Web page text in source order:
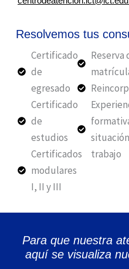
Resolvemos tus
Certificado
de
egresado
Certificado
de
estudios
Certificados
modulares
I, II y III
Reserva
trabajo
Para que nuestra
aquí se visualiza